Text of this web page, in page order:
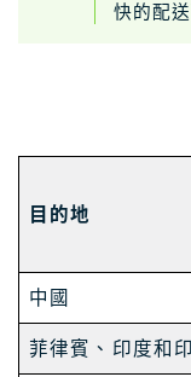
快的配
目的地
中國
菲律賓、印度和